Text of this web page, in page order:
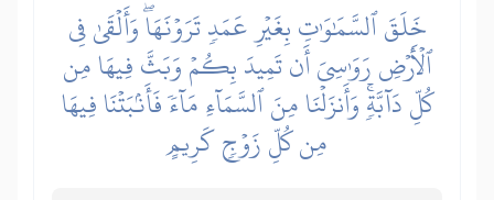
خَلَقَ ٱلسَّمَٰوَٰتِ بِغَيۡرِ عَمَدٖ تَرَوۡنَهَاۖ وَأَلۡقَىٰ فِي
ٱلۡأَرۡضِ رَوَٰسِيَ أَن تَمِيدَ بِكُمۡ وَبَثَّ فِيهَا مِن
كُلِّ دَآبَّةٖۚ وَأَنزَلۡنَا مِنَ ٱلسَّمَآءِ مَآءٗ فَأَنۢبَتۡنَا فِيهَا
مِن كُلِّ زَوۡجٖ كَرِيمٍ